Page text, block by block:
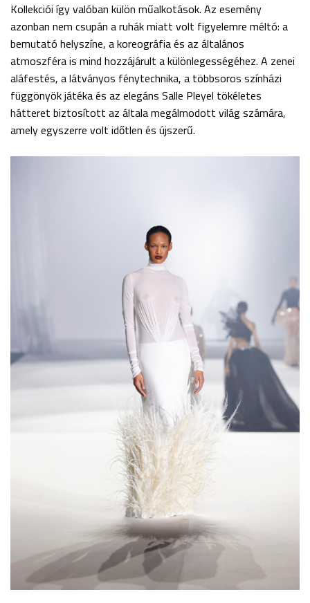
Kollekciói így valóban külön műalkotások. Az esemény
azonban nem csupán a ruhák miatt volt figyelemre méltó: a
bemutató helyszíne, a koreográfia és az általános
atmoszféra is mind hozzájárult a különlegességéhez. A zenei
aláfestés, a látványos fénytechnika, a többsoros színházi
függönyök játéka és az elegáns Salle Pleyel tökéletes
hátteret biztosított az általa megálmodott világ számára,
amely egyszerre volt időtlen és újszerű.